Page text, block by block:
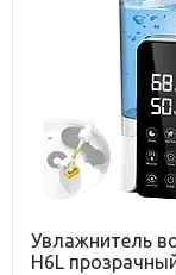
Увлажнитель
H6L